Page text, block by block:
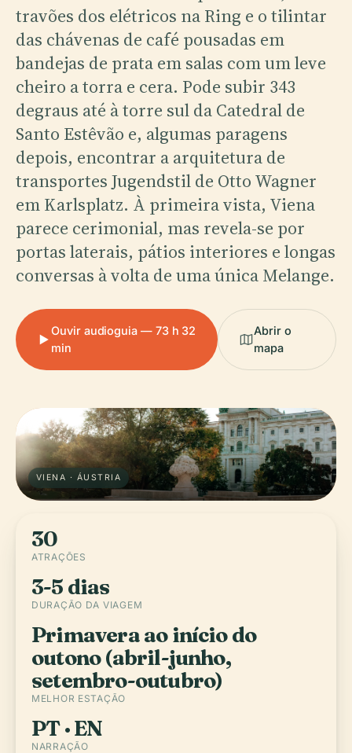
travões dos elétricos na Ring e o tilintar
das chávenas de café pousadas em
bandejas de prata em salas com um leve
cheiro a torra e cera. Pode subir 343
degraus até à torre sul da Catedral de
Santo Estêvão e, algumas paragens
depois, encontrar a arquitetura de
transportes Jugendstil de Otto Wagner
em Karlsplatz. À primeira vista, Viena
parece cerimonial, mas revela-se por
portas laterais, pátios interiores e longas
conversas à volta de uma única Melange.
Ouvir audioguia — 73 h 32
min
Abrir o
mapa
VIENA · ÁUSTRIA
30
ATRAÇÕES
3-5 dias
DURAÇÃO DA VIAGEM
Primavera ao início do
outono (abril-junho,
setembro-outubro)
MELHOR ESTAÇÃO
PT · EN
NARRAÇÃO